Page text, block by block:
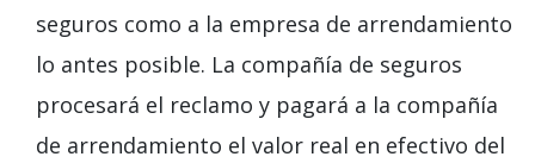
seguros como a la empresa de arrendamiento
lo antes posible. La compañía de seguros
procesará el reclamo y pagará a la compañía
de arrendamiento el valor real en efectivo del